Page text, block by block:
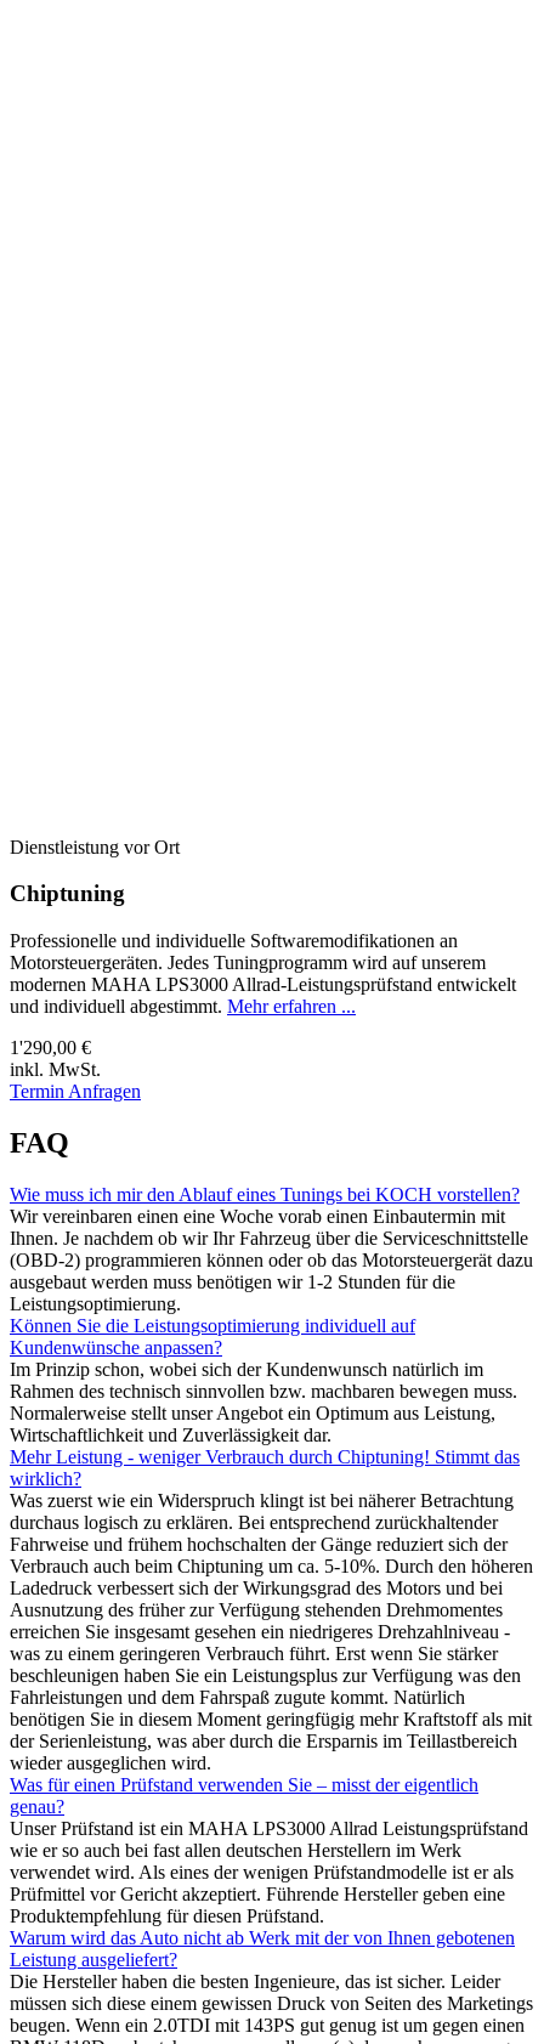
Dienstleistung vor Ort
Chiptuning
Professionelle und individuelle Softwaremodifikationen an
Motorsteuergeräten. Jedes Tuningprogramm wird auf unserem
modernen MAHA LPS3000 Allrad-Leistungsprüfstand entwickelt
und individuell abgestimmt. Mehr erfahren ...
1'290,00 €
inkl. MwSt.
Termin Anfragen
FAQ
Wie muss ich mir den Ablauf eines Tunings bei KOCH vorstellen?
Wir vereinbaren einen eine Woche vorab einen Einbautermin mit
Ihnen. Je nachdem ob wir Ihr Fahrzeug über die Serviceschnittstelle
(OBD-2) programmieren können oder ob das Motorsteuergerät dazu
ausgebaut werden muss benötigen wir 1-2 Stunden für die
Leistungsoptimierung.
Können Sie die Leistungsoptimierung individuell auf
Kundenwünsche anpassen?
Im Prinzip schon, wobei sich der Kundenwunsch natürlich im
Rahmen des technisch sinnvollen bzw. machbaren bewegen muss.
Normalerweise stellt unser Angebot ein Optimum aus Leistung,
Wirtschaftlichkeit und Zuverlässigkeit dar.
Mehr Leistung - weniger Verbrauch durch Chiptuning! Stimmt das
wirklich?
Was zuerst wie ein Widerspruch klingt ist bei näherer Betrachtung
durchaus logisch zu erklären. Bei entsprechend zurückhaltender
Fahrweise und frühem hochschalten der Gänge reduziert sich der
Verbrauch auch beim Chiptuning um ca. 5-10%. Durch den höheren
Ladedruck verbessert sich der Wirkungsgrad des Motors und bei
Ausnutzung des früher zur Verfügung stehenden Drehmomentes
erreichen Sie insgesamt gesehen ein niedrigeres Drehzahlniveau -
was zu einem geringeren Verbrauch führt. Erst wenn Sie stärker
beschleunigen haben Sie ein Leistungsplus zur Verfügung was den
Fahrleistungen und dem Fahrspaß zugute kommt. Natürlich
benötigen Sie in diesem Moment geringfügig mehr Kraftstoff als mit
der Serienleistung, was aber durch die Ersparnis im Teillastbereich
wieder ausgeglichen wird.
Was für einen Prüfstand verwenden Sie – misst der eigentlich
genau?
Unser Prüfstand ist ein MAHA LPS3000 Allrad Leistungsprüfstand
wie er so auch bei fast allen deutschen Herstellern im Werk
verwendet wird. Als eines der wenigen Prüfstandmodelle ist er als
Prüfmittel vor Gericht akzeptiert. Führende Hersteller geben eine
Produktempfehlung für diesen Prüfstand.
Warum wird das Auto nicht ab Werk mit der von Ihnen gebotenen
Leistung ausgeliefert?
Die Hersteller haben die besten Ingenieure, das ist sicher. Leider
müssen sich diese einem gewissen Druck von Seiten des Marketings
beugen. Wenn ein 2.0TDI mit 143PS gut genug ist um gegen einen